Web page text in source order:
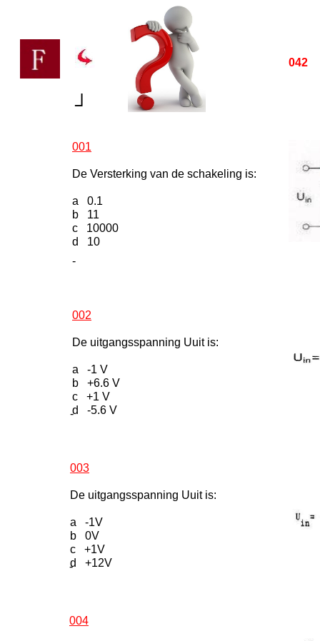
001
De Versterking van de schakeling is:
a 0.1
b 11
c 10000
d 10
042
-
002
De uitgangsspanning Uuit is:
a -1 V
b +6.6 V
c +1 V
d -5.6 V
-
003
De uitgangsspanning Uuit is:
a -1V
b 0V
c +1V
d +12V
-
004
┘